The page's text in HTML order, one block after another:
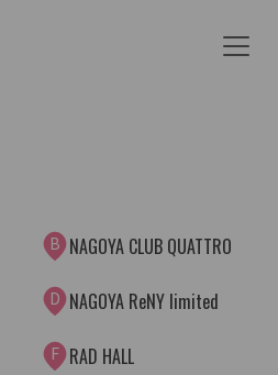
B NAGOYA CLUB QUATTRO
D NAGOYA ReNY limited
F RAD HALL